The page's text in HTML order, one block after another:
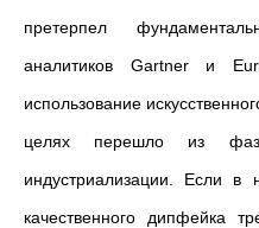
претерпел
аналитиков Gartner и
использование
целях перешло из
индустриализации. Если в
качественного дипфейка